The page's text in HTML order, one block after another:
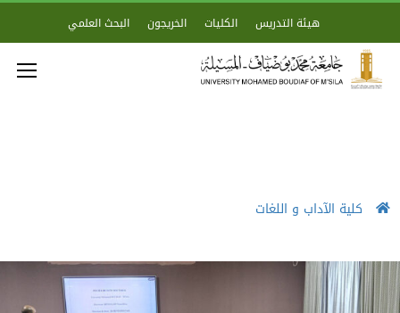
هيئة التدريس الكليات الخريجون البحث العلمي
كلية الآداب و اللغات